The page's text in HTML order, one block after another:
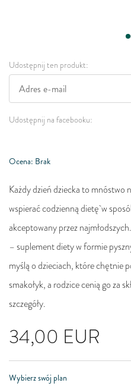
Udostępnij ten produkt:
Udostępnij na facebooku:
Ocena: Brak
34,00 EUR
Każdy dzień dziecka to
wspierać codzienną dietę w
akceptowany przez
– suplement diety w formie
myślą o dzieciach, które chętnie
smakołyk, a rodzice cenią go za
szczegóły.
Wybierz swój plan